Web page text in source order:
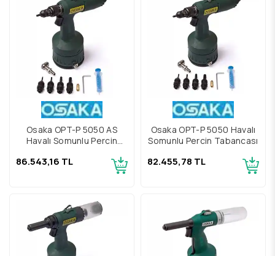
Osaka OPT-P 5050 AS
Havalı Somunlu Perçin
86.543,16 TL
Osaka OPT-P 5050 Havalı
Somunlu Perçin Tabancası
82.455,78 TL